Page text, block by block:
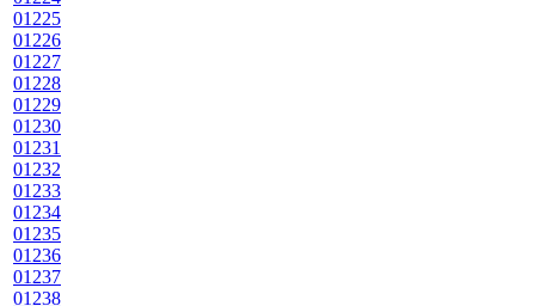
01225
01226
01227
01228
01229
01230
01231
01232
01233
01234
01235
01236
01237
01238